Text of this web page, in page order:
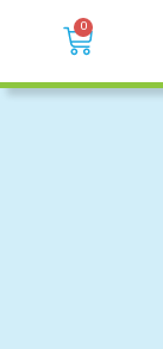
0